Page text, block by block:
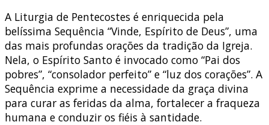
A Liturgia de Pentecostes é enriquecida pela
belíssima Sequência “Vinde, Espírito de Deus”, uma
das mais profundas orações da tradição da Igreja.
Nela, o Espírito Santo é invocado como “Pai dos
pobres”, “consolador perfeito” e “luz dos corações”. A
Sequência exprime a necessidade da graça divina
para curar as feridas da alma, fortalecer a fraqueza
humana e conduzir os fiéis à santidade.